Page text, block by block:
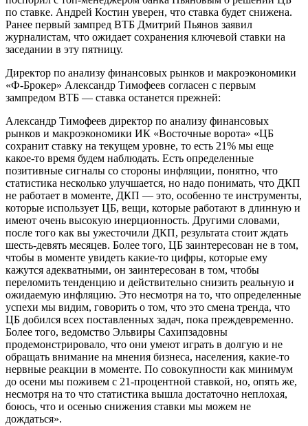
по ставке. Андрей Костин уверен, что ставка будет снижена.
Ранее первый зампред ВТБ Дмитрий Пьянов заявил
журналистам, что ожидает сохранения ключевой ставки на
заседании в эту пятницу.
Директор по анализу финансовых рынков и макроэкономики
«Ф-Брокер» Александр Тимофеев согласен с первым
зампредом ВТБ — ставка останется прежней:
Александр Тимофеев директор по анализу финансовых
рынков и макроэкономики ИК «Восточные ворота» «ЦБ
сохранит ставку на текущем уровне, то есть 21% мы еще
какое-то время будем наблюдать. Есть определенные
позитивные сигналы со стороны инфляции, понятно, что
статистика несколько улучшается, но надо понимать, что ДКП
не работает в моменте, ДКП — это, особенно те инструменты,
которые использует ЦБ, вещи, которые работают в длинную и
имеют очень высокую инерционность. Другими словами,
после того как вы ужесточили ДКП, результата стоит ждать
шесть-девять месяцев. Более того, ЦБ заинтересован не в том,
чтобы в моменте увидеть какие-то цифры, которые ему
кажутся адекватными, он заинтересован в том, чтобы
переломить тенденцию и действительно снизить реальную и
ожидаемую инфляцию. Это несмотря на то, что определенные
успехи мы видим, говорить о том, что это смена тренда, что
ЦБ добился всех поставленных задач, пока преждевременно.
Более того, ведомство Эльвиры Сахипзадовны
продемонстрировало, что они умеют играть в долгую и не
обращать внимание на мнения бизнеса, населения, какие-то
нервные реакции в моменте. По совокупности как минимум
до осени мы поживем с 21-процентной ставкой, но, опять же,
несмотря на то что статистика вышла достаточно неплохая,
боюсь, что и осенью снижения ставки мы можем не
дождаться».